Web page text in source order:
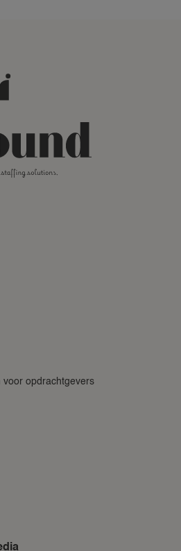
voor opdrachtgevers